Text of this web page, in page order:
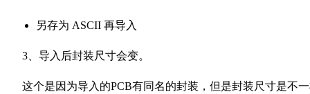
另存为 ASCII 再导入
3、导入后封装尺寸会变。
这个是因为导入的PCB有同名的封装，但是封装尺寸是不